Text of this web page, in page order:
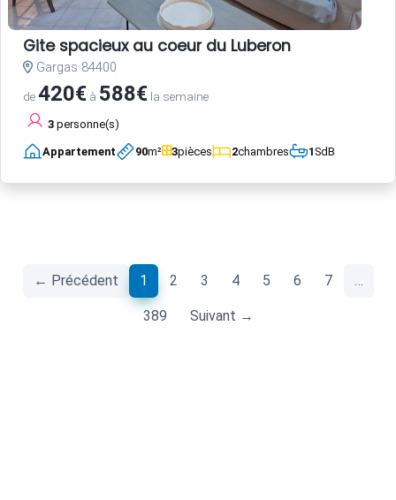
Gite spacieux au coeur du Luberon
Gargas 84400
de420€ à 588€ la semaine
3 personne(s)
Appartement 90m² 3pièces 2chambres 1SdB
← Précédent 1 (current)
2 3 4 5 6 7 …
389 Suivant →